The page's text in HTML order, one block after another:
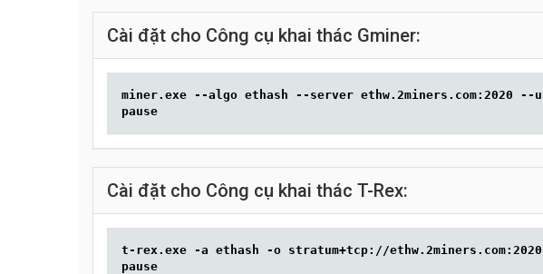
Cài đặt cho Công cụ khai thác Gminer:
miner.exe --algo ethash --server ethw.2miners.com:2020 --user
pause
Cài đặt cho Công cụ khai thác T-Rex:
t-rex.exe -a ethash -o stratum+tcp://ethw.2miners.com:2020 -u
pause